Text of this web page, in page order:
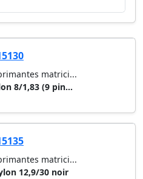
matrici...
8/1,83 (9 pin...
matrici...
12,9/30 noir